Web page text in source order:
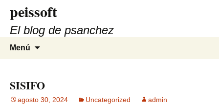
contenido
peissoft
El blog de psanchez
Menú
SISIFO
agosto 30, 2024 Uncategorized admin